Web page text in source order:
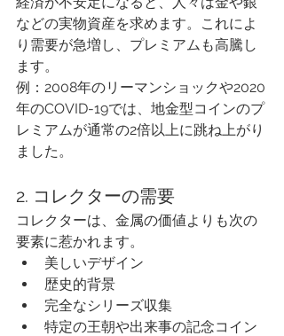
などの実物資産を求めます。これによ
り需要が急増し、プレミアムも高騰し
ます。
例：2008年のリーマンショックや2020
年のCOVID-19では、地金型コインのプ
レミアムが通常の2倍以上に跳ね上がり
ました。
2. コレクターの需要
コレクターは、金属の価値よりも次の
要素に惹かれます。
美しいデザイン
歴史的背景
完全なシリーズ収集
特定の王朝や出来事の記念コイン